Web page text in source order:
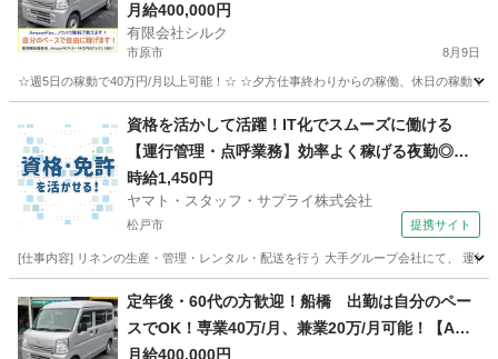
ex】で稼ぎましょう！
月給400,000円
有限会社シルク
市原市 8月9日
☆週5日の稼動で40万円/月以上可能！☆ ☆夕方仕事終わりからの稼働、休日の稼動で
配送 Amazon
資格を活かして活躍！IT化でスムーズに働ける
【運行管理・点呼業務】効率よく稼げる夜勤◎空
調完備で快適
時給1,450円
ヤマト・スタッフ・サプライ株式会社
松戸市 提携サイト
[仕事内容] リネンの生産・管理・レンタル・配送を行う 大手グループ会社にて、 運
ドライバー
定年後・60代の方歓迎！船橋 出勤は自分のペー
スでOK！専業40万/月、兼業20万/月可能！【Ama
zon Flex】で稼ぎましょう！
月給400,000円